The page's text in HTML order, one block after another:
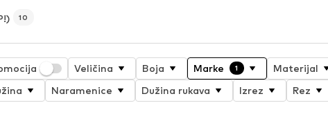
10
Veličina Boja Marke 1 Materijal
Naramenice Dužina rukava Izrez Rez